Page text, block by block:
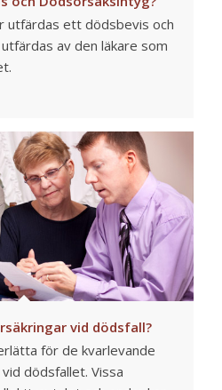
utfärdas ett dödsbevis och
av den läkare som
vid dödsfall?
för de kvarlevande
dödsfallet. Vissa